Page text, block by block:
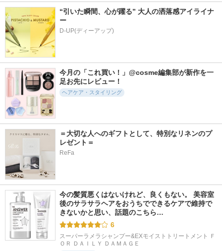
ャンプー
サブリミック
A-zyme Linon
5.7
444件
パンテーンEXP プ
レステージダメージ
ケア シャンプー/コ
ンディショナー
パンテーン
5.8
74件
PDRN dual essence
5.7
168件
パンテーン エクス
トラダメージリペア
美容液ヘアミルク
洗い流さないトリー
トメント
パンテーン
Linon モイストヘア
ミルク
Linon
Moroccan hair oil
etol.
“引いた瞬間、心が躍る” 大人の洒落感アイライナ
ー
D-UP(ディーアップ)
今月の「これ買い！」@cosme編集部が新作を一
足お先にレビュー！
ヘアケア・スタイリング
＝大切な人へのギフトとして、特別なリネンのプ
レゼント＝
ReFa
今の髪質悪くはないけれど、良くもない。 美容室
後のサラサラヘアをおうちでできるケアで維持で
きないかと思い、話題のこちら…
6
スーパーラメラシャンプー&EXモイストトリートメント Ｆ
ＯＲ ＤＡＩＬＹ ＤＡＭＡＧＥ